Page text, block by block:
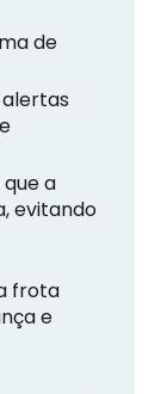
de
a
evitando
frota
e